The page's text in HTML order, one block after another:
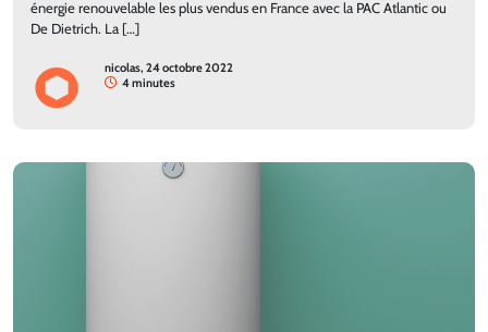
énergie renouvelable les plus vendus en France avec la PAC Atlantic ou
De Dietrich. La […]
nicolas, 24 octobre 2022
4 minutes